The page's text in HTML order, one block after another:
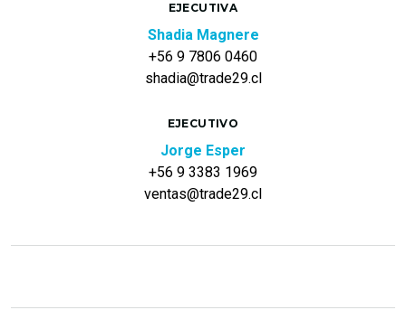
EJECUTIVA
Shadia Magnere
+56 9 7806 0460
shadia@trade29.cl
EJECUTIVO
Jorge Esper
+56 9 3383 1969
ventas@trade29.cl